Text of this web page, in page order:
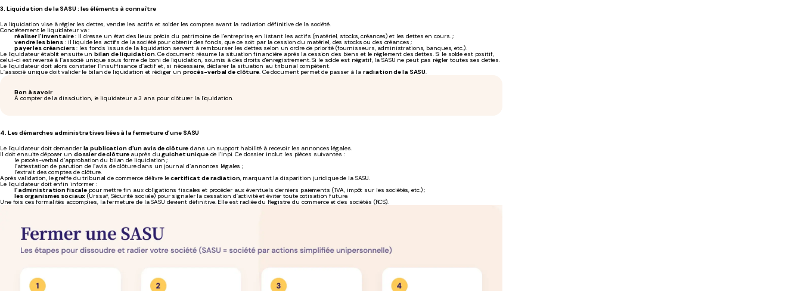
3. Liquidation de la SASU : les éléments à connaître
La liquidation vise à régler les dettes, vendre les actifs et solder les comptes avant la radiation définitive de la société.
Concrètement le liquidateur va :
réaliser l’inventaire: il dresse un état des lieux précis du patrimoine de l’entreprise, en listant les actifs (matériel, stocks, créances) et les dettes en cours. ;
vendre les biens : il liquide les actifs de la société pour obtenir des fonds, que ce soit par la cession du matériel, des stocks ou des créances ;
payer les créanciers: les fonds issus de la liquidation servent à rembourser les dettes selon un ordre de priorité (fournisseurs, administrations, banques, etc.).
Le liquidateur établit ensuite un bilan de liquidation. Ce document résume la situation financière après la cession des biens et le règlement des dettes. Si le solde est positif,
celui-ci est reversé à l’associé unique sous forme de boni de liquidation, soumis à des droits d'enregistrement. Si le solde est négatif, la SASU ne peut pas régler toutes ses dettes.
Le liquidateur doit alors constater l’insuffisance d’actif et, si nécessaire, déclarer la situation au tribunal compétent.
L’associé unique doit valider le bilan de liquidation et rédiger un procès-verbal de clôture. Ce document permet de passer à la radiation de la SASU.
Bon à savoir
À compter de la dissolution, le liquidateur a 3 ans pour clôturer la liquidation.
4. Les démarches administratives liées à la fermeture d’une SASU
Le liquidateur doit demander la publication d’un avis de clôture dans un support habilité à recevoir les annonces légales.
Il doit ensuite déposer un dossier de clôtureauprès duguichet uniquede l’Inpi. Ce dossier inclut les pièces suivantes :
le procès-verbal d’approbation du bilan de liquidation ;
l’attestation de parution de l’avis de clôture dans un journal d’annonces légales ;
l’extrait des comptes de clôture.
Après validation, le greffe du tribunal de commerce délivre lecertificat de radiation, marquant la disparition juridique de la SASU.
Le liquidateur doit enfin informer :
l’administration fiscale pour mettre fin aux obligations fiscales et procéder aux éventuels derniers paiements (TVA, impôt sur les sociétés, etc.) ;
les organismes sociaux (Urssaf, Sécurité sociale) pour signaler la cessation d’activité et éviter toute cotisation future.
Une fois ces formalités accomplies, la fermeture de la SASU devient définitive. Elle est radiée du Registre du commerce et des sociétés (RCS).